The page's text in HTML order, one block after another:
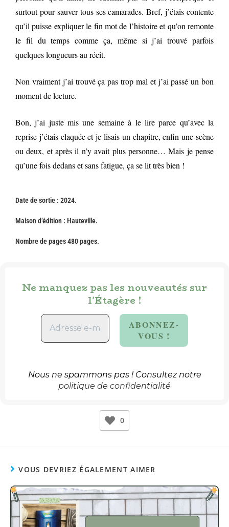
surtout pour sauver tous ses camarades. Bref, j’étais contente
qu’il puisse expliquer le fin mot de l’histoire et qu’on remonte
le fil du temps comme ça, même si j’ai trouvé parfois
quelques longueurs au récit.
Non vraiment j’ai trouvé ça pas trop mal et j’ai passé un bon
moment de lecture.
Bon, j’ai juste mis une semaine à le lire parce qu’avec la
reprise j’étais claquée et je lisais un chapitre, enfin une scène
ou deux, et après il n’y avait plus personne… Mais je pense
qu’une fois dedans et sans fatigue, ça se lit très bien !
Date de sortie : 2024.
Maison d’édition : Hauteville.
Nombre de pages 480 pages.
Ne manquez pas les nouveautés sur
l'Étagère !
Nous ne spammons pas ! Consultez notre
politique de confidentialité
0
VOUS DEVRIEZ ÉGALEMENT AIMER